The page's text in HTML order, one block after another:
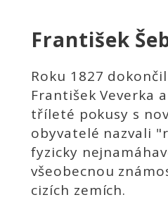
František
Roku 1827
František Veverka
tříleté pokusy s
obyvatelé nazvali
fyzicky
všeobecnou
cizích zemích.